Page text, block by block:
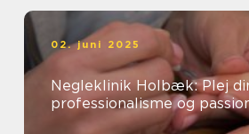
02. juni 2025
Negleklinik Holbæk: Plej
professionalisme og